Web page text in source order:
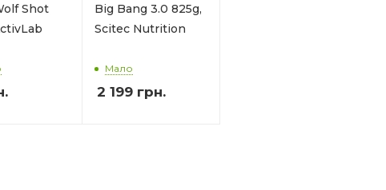
Shot
Big Bang 3.0 825g,
Scitec Nutrition
Мало
2 199 грн.